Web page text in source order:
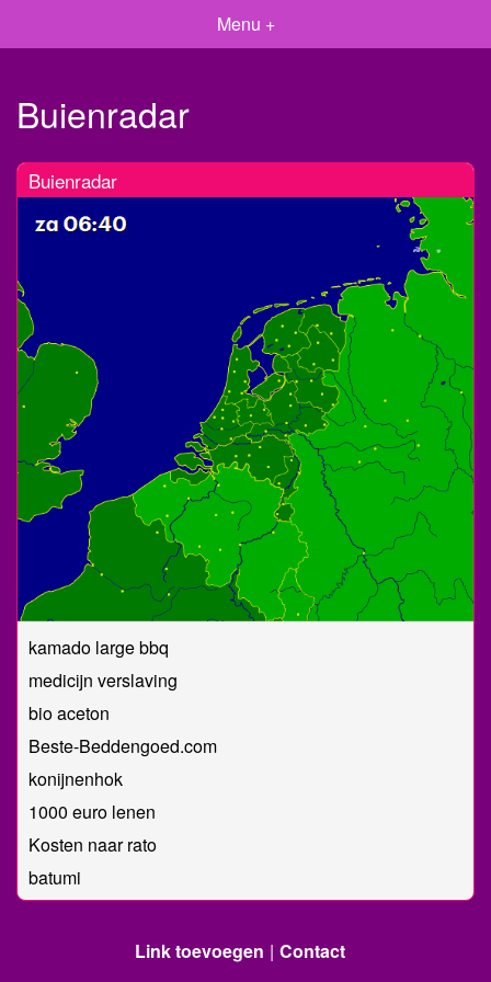
Menu +
Buienradar
Buienradar
kamado large bbq
medicijn verslaving
bio aceton
Beste-Beddengoed.com
konijnenhok
1000 euro lenen
Kosten naar rato
batumi
Link toevoegen Contact